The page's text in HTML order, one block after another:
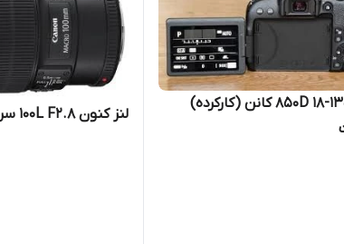
850D 18-135 USM کانن (کارکرده)
لنز کنون 100L F2.8 سری ال(کارکرده)